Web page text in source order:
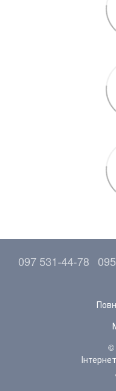
097 531-44-78
©